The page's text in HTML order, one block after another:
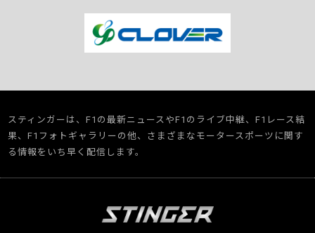
スティンガーは、F1の最新ニュースやF1のライブ中継、F1レース結
果、F1フォトギャラリーの他、さまざまなモータースポーツに関す
る情報をいち早く配信します。